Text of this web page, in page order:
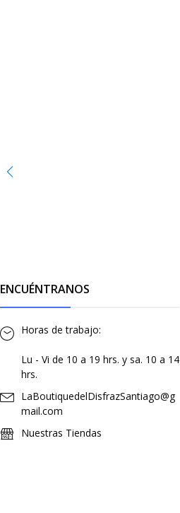
ENCUÉNTRANOS
Horas de trabajo:
Lu - Vi de 10 a 19 hrs. y sa. 10 a 14
hrs.
LaBoutiquedelDisfrazSantiago@g
mail.com
Nuestras Tiendas